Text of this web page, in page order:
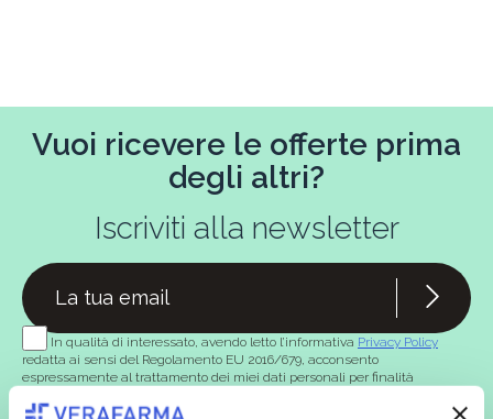
Vuoi ricevere le offerte prima
degli altri?
Iscriviti alla newsletter
In qualità di interessato, avendo letto l’informativa Privacy Policy
redatta ai sensi del Regolamento EU 2016/679, acconsento
espressamente al trattamento dei miei dati personali per finalità
marketing (con modalità telematiche - quali ad es. newsletter ed e-mail